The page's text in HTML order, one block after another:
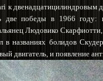
к
победы в 1966 году:
Людовико
в названиях болидов
двигатель, и появление